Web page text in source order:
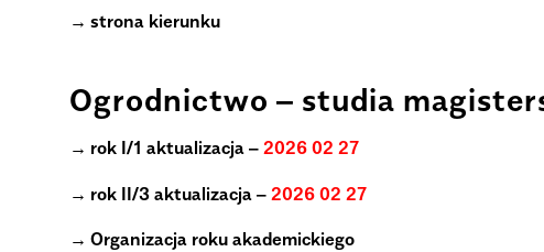
strona kierunku
Ogrodnictwo – studia
rok I/1 aktualizacja – 2026 02 27
rok II/3 aktualizacja – 2026 02 27
Organizacja roku akademickiego